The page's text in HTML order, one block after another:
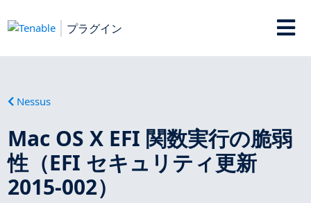
プラグイン
Nessus
Mac OS X EFI 関数実行の脆弱
性（EFI セキュリティ更新
2015-002）